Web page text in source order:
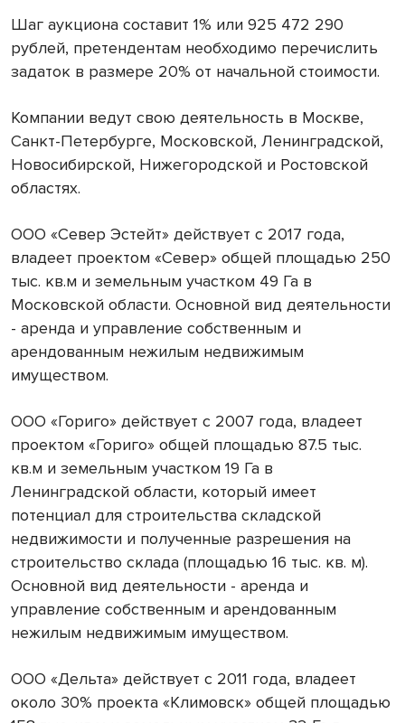
Шаг аукциона составит 1% или 925 472 290
рублей, претендентам необходимо перечислить
задаток в размере 20% от начальной стоимости.
Компании ведут свою деятельность в Москве,
Санкт-Петербурге, Московской, Ленинградской,
Новосибирской, Нижегородской и Ростовской
областях.
ООО «Север Эстейт» действует с 2017 года,
владеет проектом «Север» общей площадью 250
тыс. кв.м и земельным участком 49 Га в
Московской области. Основной вид деятельности
- аренда и управление собственным и
арендованным нежилым недвижимым
имуществом.
ООО «Гориго» действует с 2007 года, владеет
проектом «Гориго» общей площадью 87.5 тыс.
кв.м и земельным участком 19 Га в
Ленинградской области, который имеет
потенциал для строительства складской
недвижимости и полученные разрешения на
строительство склада (площадью 16 тыс. кв. м).
Основной вид деятельности - аренда и
управление собственным и арендованным
нежилым недвижимым имуществом.
ООО «Дельта» действует с 2011 года, владеет
около 30% проекта «Климовск» общей площадью